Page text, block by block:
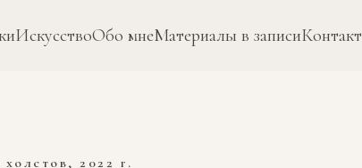
ИскусствоОбо мнеМатериалы в записи
2022 г.